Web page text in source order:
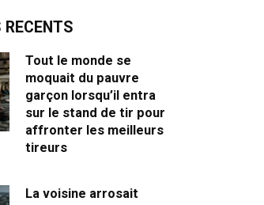
Tout le monde se
moquait du pauvre
garçon lorsqu’il entra
sur le stand de tir pour
affronter les meilleurs
tireurs
La voisine arrosait